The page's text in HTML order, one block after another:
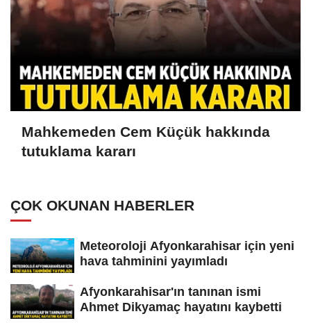
Mahkemeden Cem Küçük hakkında
tutuklama kararı
ÇOK OKUNAN HABERLER
Meteoroloji Afyonkarahisar için yeni
hava tahminini yayımladı
Afyonkarahisar'ın tanınan ismi
Ahmet Dikyamaç hayatını kaybetti